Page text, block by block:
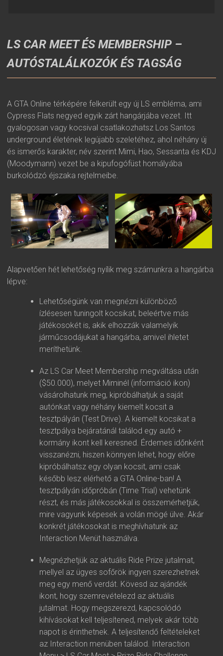
LS CAR MEET ÉS MEMBERSHIP –
AUTÓSTALÁLKOZÓK ÉS TAGSÁG
A GTA Online térképére felkerült egy új LS embléma, ami
Cypress Flats negyed egyik zárt hangárjába vezet. Itt
gyalogosan vagy kocsival csatlakozhatsz Los Santos
underground életének legújabb szeletéhez, ahol néhány új
és ismerős karakter, név szerint Mimi, Hao, Sessanta és KDJ
(Moodymann) vezet be a kipufogófüst homályába
burkolódzó éjszaka rejtelmeibe.
Alapvetően hét lehetőség nyílik meg számunkra a hangárba
lépve:
Lehetőségünk van megnézni különböző
ízlésesen tuningolt kocsikat, beleértve más
játékosokét is, akik elhozzák valamelyik
járműcsodájukat a hangárba, amivel ihletet
meríthetünk.
Az LS Car Meet Membership megváltása után
($50.000), melyet Miminél (információ ikon)
vásárolhatunk meg, kipróbálhatjuk a saját
autónkat vagy néhány kiemelt kocsit a
tesztpályán (Test Drive). A kiemelt kocsikat a
tesztpálya bejáratánál találod egy autó +
kormány ikont kell keresned. Érdemes időnként
visszanézni, hiszen könnyen lehet, hogy előre
kipróbálhatsz egy olyan kocsit, ami csak
később lesz elérhető a GTA Online-ban! A
tesztpályán időpróbán (Time Trial) vehetünk
részt, és más játékosokkal is összemérhetjük,
mire vagyunk képesek a volán mögé ülve. Akár
konkrét játékosokat is meghívhatunk az
Interaction Menüt használva.
Megnézhetjük az aktuális Ride Prize jutalmat,
mellyel az ügyes sofőrök ingyen szerezhetnek
meg egy menő verdát. Kövesd az ajándék
ikont, hogy szemrevételezd az aktuális
jutalmat. Hogy megszerezd, kapcsolódó
kihívásokat kell teljesítened, melyek akár több
napot is érinthetnek. A teljesítendő feltételeket
az Interaction menüben találod. Interaction